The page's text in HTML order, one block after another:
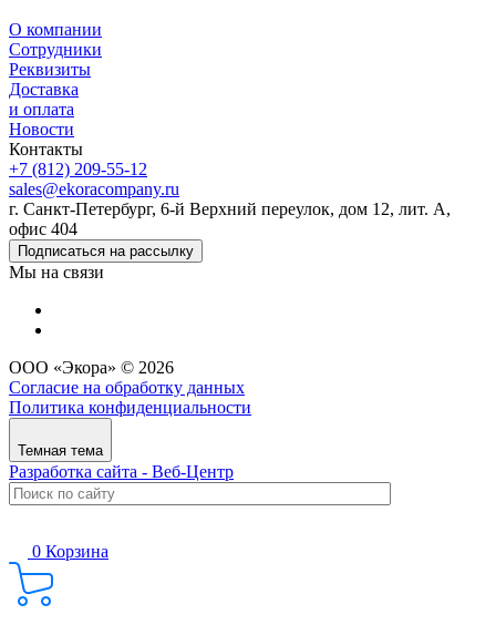
О компании
Сотрудники
Реквизиты
Доставка
и оплата
Новости
Контакты
+7 (812) 209-55-12
sales@ekoracompany.ru
г. Санкт-Петербург, 6-й Верхний переулок, дом 12, лит. А,
офис 404
Подписаться на рассылку
Мы на связи
ООО «Экора» © 2026
Согласие на обработку данных
Политика конфиденциальности
Темная тема
Разработка сайта - Веб-Центр
0 Корзина